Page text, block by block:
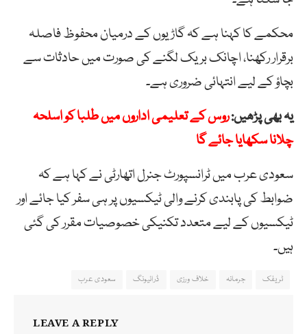
محکمے کا کہنا ہے کہ گاڑیوں کے درمیان محفوظ فاصلہ
برقرار رکھنا، اچانک بریک لگنے کی صورت میں حادثات سے
بچاؤ کے لیے انتہائی ضروری ہے۔
یہ بھی پڑھیں:روس کے تعلیمی اداروں میں طلبا کو اسلحہ
چلانا سکھایا جائے گا
سعودی عرب میں ٹرانسپورٹ جنرل اتھارٹی نے کہا ہے کہ
ضوابط کی پابندی کرنے والی ٹیکسیوں پر ہی سفر کیا جائے اور
ٹیکسیوں کے لیے متعدد تکنیکی خصوصیات مقرر کی گئی
ہیں۔
ٹریفک جرمانہ خلاف ورزی ڈرائیونگ سعودی عرب
LEAVE A REPLY